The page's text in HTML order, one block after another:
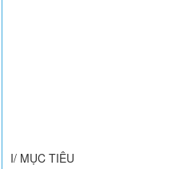
I/ MỤC TIÊU